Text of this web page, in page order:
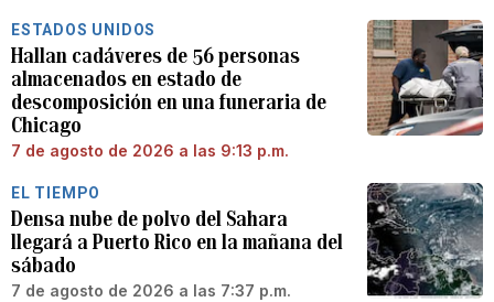
ESTADOS UNIDOS
Hallan cadáveres de 56 personas
almacenados en estado de
descomposición en una funeraria de
Chicago
7 de agosto de 2026 a las 9:13 p.m.
EL TIEMPO
Densa nube de polvo del Sahara
llegará a Puerto Rico en la mañana del
sábado
7 de agosto de 2026 a las 7:37 p.m.